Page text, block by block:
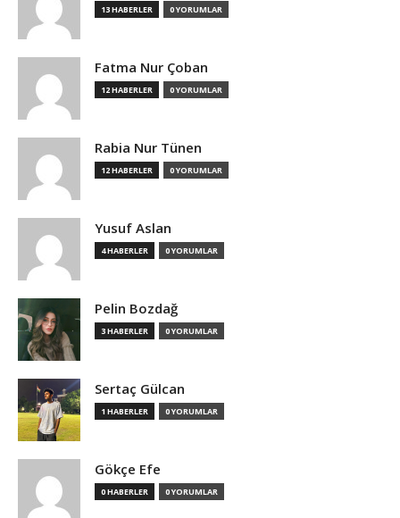
13 HABERLER 0 YORUMLAR
Fatma Nur Çoban
12 HABERLER 0 YORUMLAR
Rabia Nur Tünen
12 HABERLER 0 YORUMLAR
Yusuf Aslan
4 HABERLER 0 YORUMLAR
Pelin Bozdağ
3 HABERLER 0 YORUMLAR
Sertaç Gülcan
1 HABERLER 0 YORUMLAR
Gökçe Efe
0 HABERLER 0 YORUMLAR